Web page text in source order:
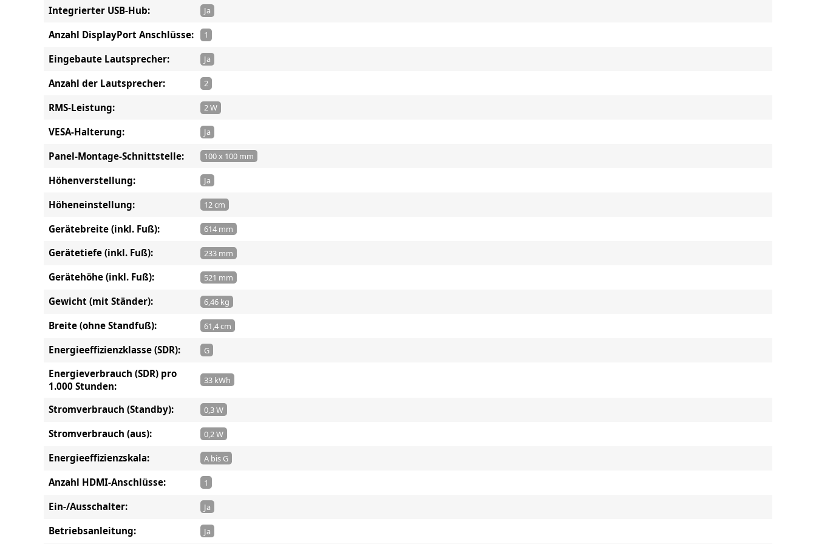
Integrierter USB-Hub: Ja
Anzahl DisplayPort Anschlüsse: 1
Eingebaute Lautsprecher: Ja
Anzahl der Lautsprecher: 2
RMS-Leistung: 2 W
VESA-Halterung: Ja
Panel-Montage-Schnittstelle: 100 x 100 mm
Höhenverstellung: Ja
Höheneinstellung: 12 cm
Gerätebreite (inkl. Fuß): 614 mm
Gerätetiefe (inkl. Fuß): 233 mm
Gerätehöhe (inkl. Fuß): 521 mm
Gewicht (mit Ständer): 6,46 kg
Breite (ohne Standfuß): 61,4 cm
Energieeffizienzklasse (SDR): G
Energieverbrauch (SDR) pro
1.000 Stunden:
33 kWh
Stromverbrauch (Standby): 0,3 W
Stromverbrauch (aus): 0,2 W
Energieeffizienzskala: A bis G
Anzahl HDMI-Anschlüsse: 1
Ein-/Ausschalter: Ja
Betriebsanleitung: Ja